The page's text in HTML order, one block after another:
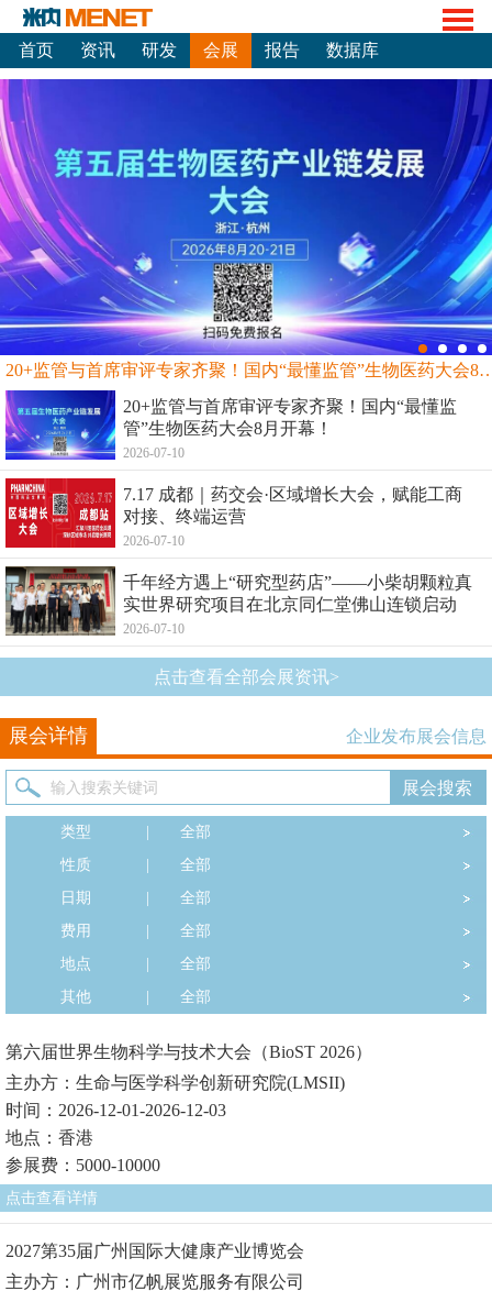
首页 资讯 研发 会展 报告 数据库
20+监管与首席审评专家齐聚！国内“最
20+监管与首席审评专家齐聚！国内“最懂监
管”生物医药大会8月开幕！
2026-07-10
7.17 成都｜药交会·区域增长大会，赋能工商
对接、终端运营
2026-07-10
千年经方遇上“研究型药店”——小柴胡颗粒真
实世界研究项目在北京同仁堂佛山连锁启动
2026-07-10
点击查看全部会展资讯>
展会详情 企业发布展会信息
类型
全部
性质
全部
日期
全部
费用
全部
地点
全部
其他
全部
第六届世界生物科学与技术大会（BioST 2026）
主办方：生命与医学科学创新研究院(LMSII)
时间：2026-12-01-2026-12-03
地点：香港
参展费：5000-10000
点击查看详情
2027第35届广州国际大健康产业博览会
主办方：广州市亿帆展览服务有限公司